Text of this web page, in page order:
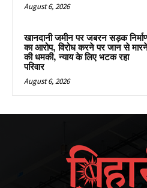
August 6, 2026
खानदानी जमीन पर जबरन सड़क
का आरोप, विरोध करने पर जान से
की धमकी, न्याय के लिए भटक रहा
परिवार
August 6, 2026